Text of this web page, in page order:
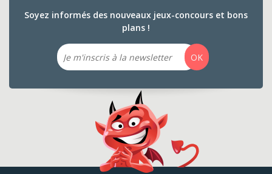
Soyez informés des nouveaux jeux-concours et bons
plans !
Email
OK